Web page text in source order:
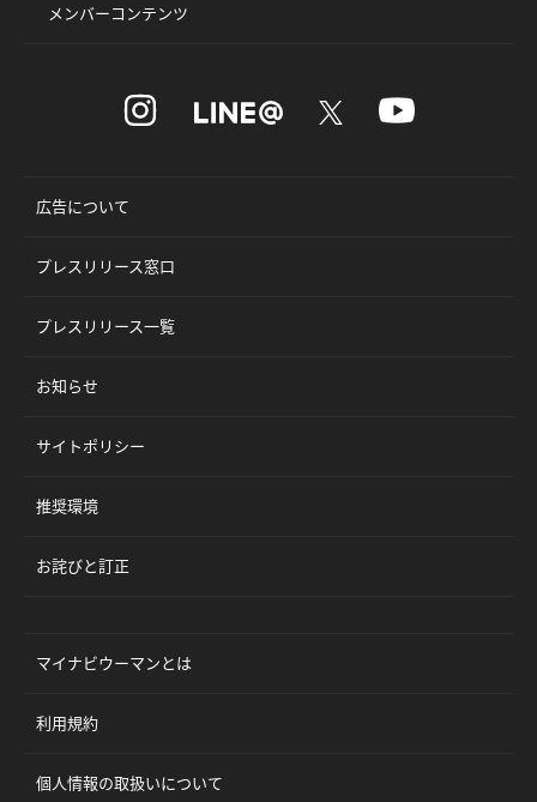
メンバーコンテンツ
広告について
プレスリリース窓口
プレスリリース一覧
お知らせ
サイトポリシー
推奨環境
お詫びと訂正
マイナビウーマンとは
利用規約
個人情報の取扱いについて